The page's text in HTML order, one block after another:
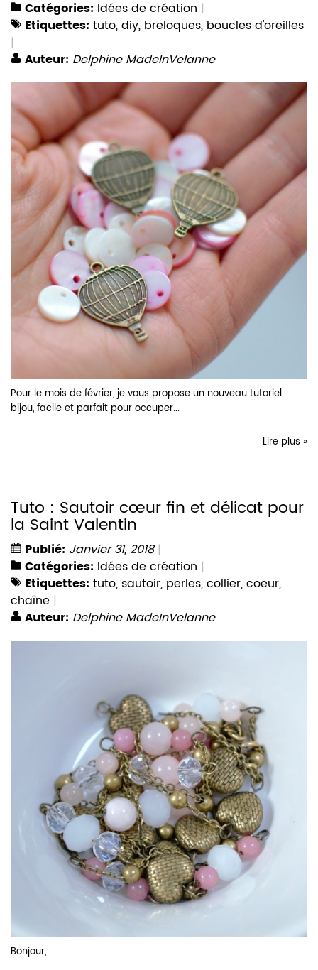
Catégories: Idées de création
Etiquettes: tuto,diy, breloques, boucles d'oreilles
Auteur: Delphine MadeInVelanne
Pour le mois de février, je vous propose un nouveau tutoriel
bijou, facile et parfait pour occuper...
Lire plus »
Tuto : Sautoir cœur fin et délicat pour
la Saint Valentin
Publié: Janvier 31, 2018
Catégories: Idées de création
Etiquettes: tuto, sautoir, perles,collier,coeur,
chaîne
Auteur: Delphine MadeInVelanne
Bonjour,